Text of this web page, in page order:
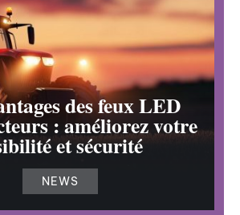
des feux LED
: améliorez votre
et sécurité
NEWS